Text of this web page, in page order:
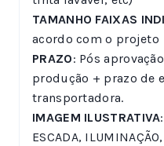
TAMANHO FAIXAS
acordo com o projeto
PRAZO: Pós
produção + prazo de
transportadora.
IMAGEM ILUSTRATIVA
ESCADA,